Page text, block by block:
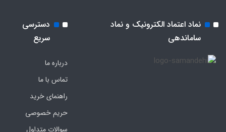
نماد اعتماد الکترونیک و نماد
ساماندهی
دسترسی
سریع
درباره ما
تماس با ما
راهنمای خرید
حریم خصوصی
سوالات متداول